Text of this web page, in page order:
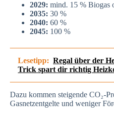
2029: mind. 15 % Biogas
2035: 30 %
2040: 60 %
2045: 100 %
Lesetipp: Regal über der
Trick spart dir richtig
Dazu kommen steigende CO₂-
Gasnetzentgelte und weniger